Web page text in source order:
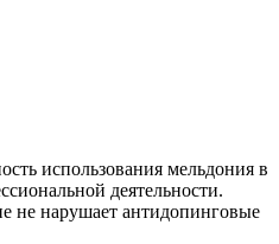
использования мельдония в
деятельности.
не нарушает антидопинговые